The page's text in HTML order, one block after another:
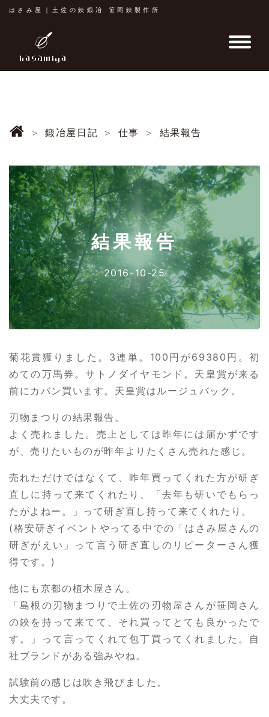
はさみ屋｜土佐の鋏鍛冶 笹岡鋏製作所
鍛冶屋日記 仕事 結果報告
結果報告
2016-10-25
菊花賞獲りました。3連単。100円が69380円。初
めての万馬券。サトノダイヤモンド。天皇賞が来る
前にカバン買います。天皇賞はルージュバック。
刃物まつりの結果報告。
よく売れました。売上としては昨年には届かずです
が、売りたいものが昨年よりたくさん売れた感じ。
売れただけではなくて、昨年買ってくれた方が研ぎ
直しに持って来てくれたり、「去年も研いでもらっ
たがよねー。」って研ぎ直し持って来てくれたり。
(格安研ぎイベントやってる中での「はさみ屋さんの
研ぎがえい」って言う研ぎ直しのリピーターさん獲
得です。)
他にも京都の植木屋さん。
「島根の刃物まつりで土佐の刃物屋さんが笹岡さん
の鋏を持って来てて、それ買ってとても良かったで
す。」って言ってくれて包丁買ってくれました。自
社ブランドがある強みやね。
試験前の感じは吹き飛びました。
大丈夫です。